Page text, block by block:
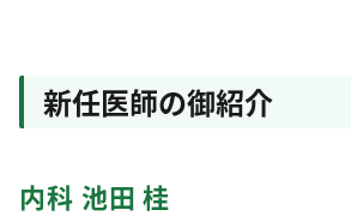
新任医師の御紹介
内科 池田 桂